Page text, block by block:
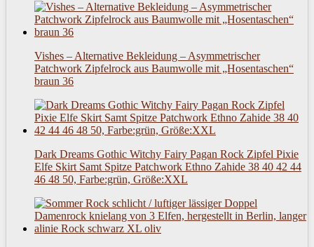
Vishes – Alternative Bekleidung – Asymmetrischer
Patchwork Zipfelrock aus Baumwolle mit „Hosentaschen“
braun 36
Dark Dreams Gothic Witchy Fairy Pagan Rock Zipfel Pixie
Elfe Skirt Samt Spitze Patchwork Ethno Zahide 38 40 42 44
46 48 50, Farbe:grün, Größe:XXL